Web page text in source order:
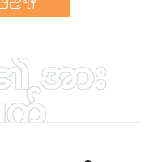
အား
က်